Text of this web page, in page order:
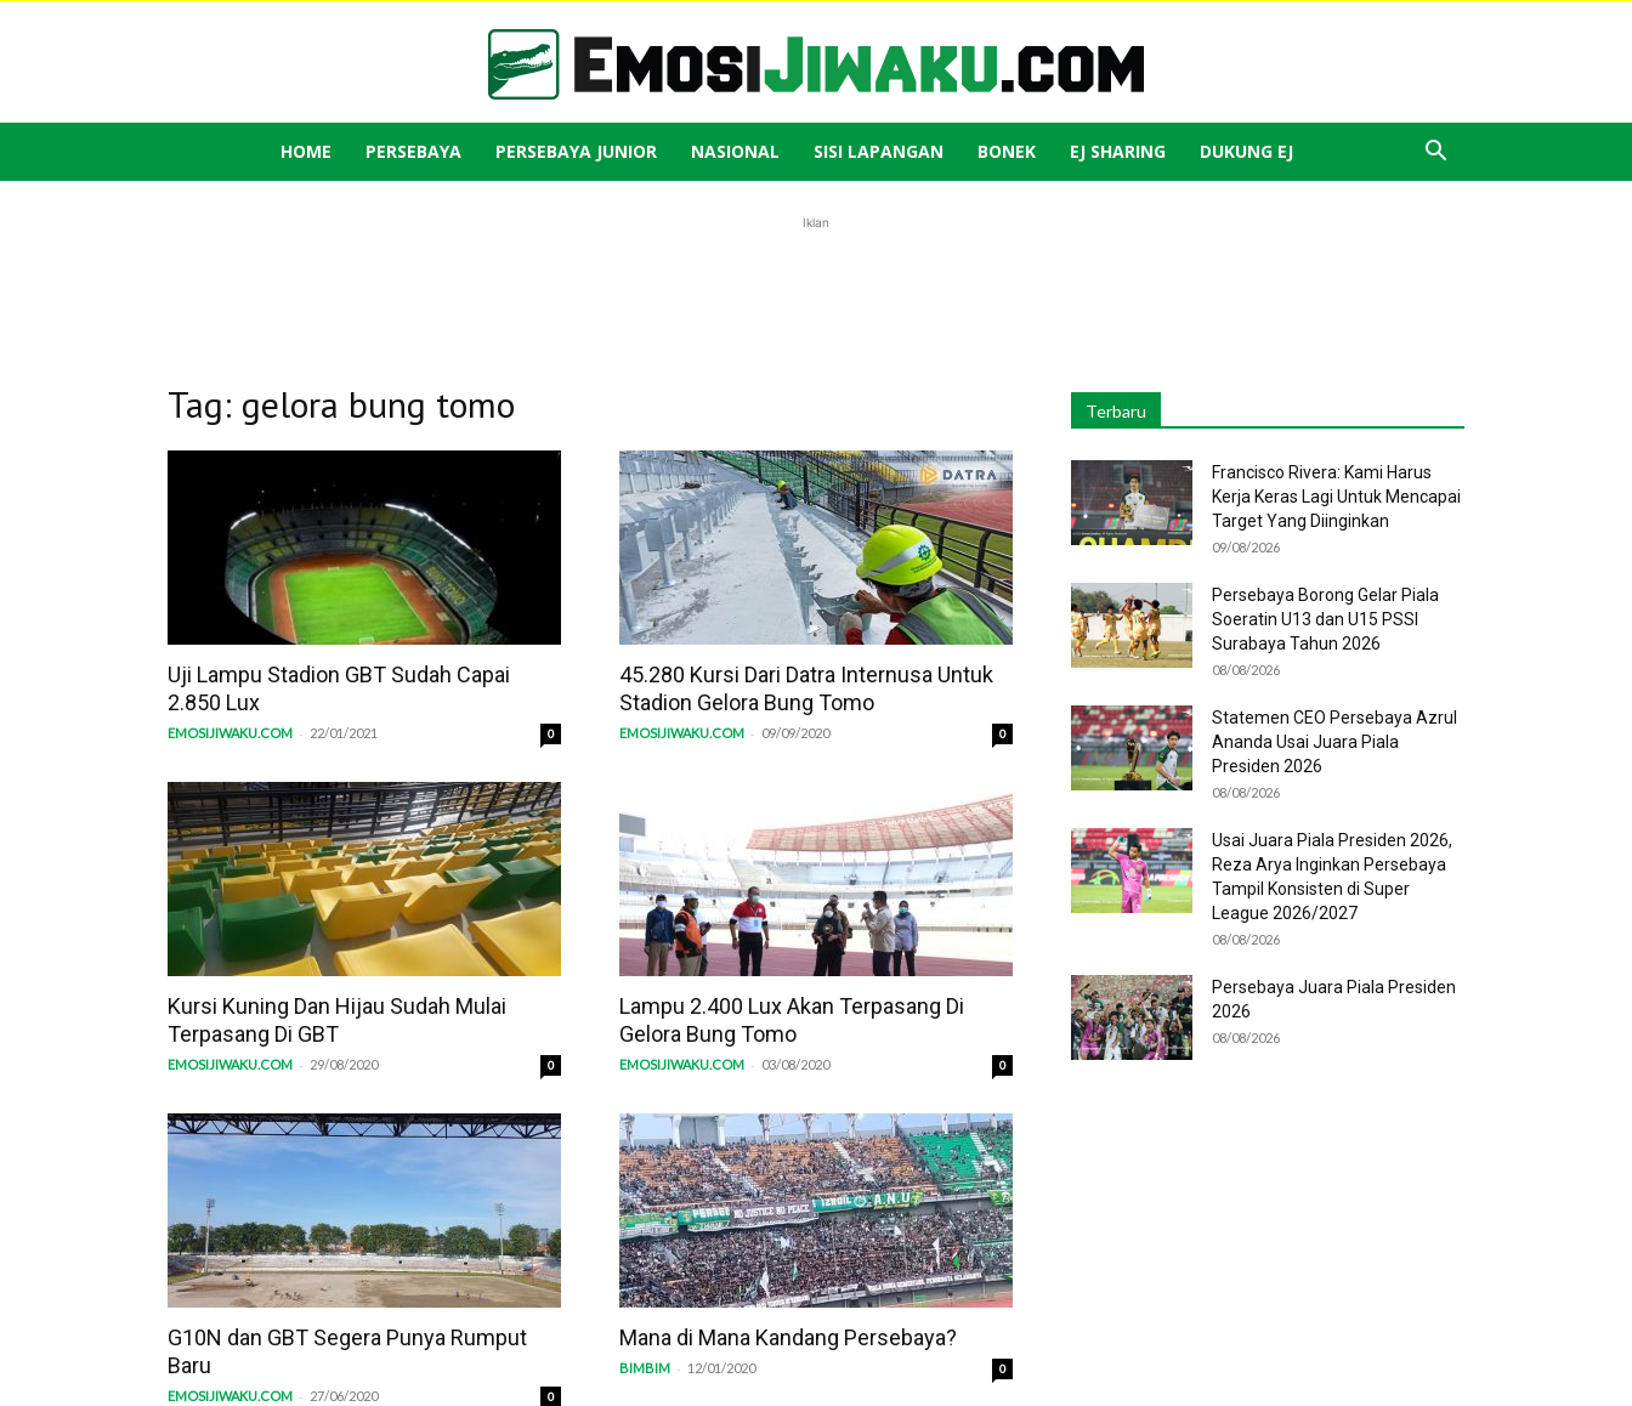
Emosi
HOME PERSEBAYA PERSEBAYA JUNIOR NASIONAL SISI LAPANGAN BONEK EJ SHARING DUKUNG EJ
Iklan
Tag: gelora bung tomo
Uji Lampu Stadion GBT Sudah Capai
2.850 Lux
EMOSIJIWAKU.COM - 22/01/2021 0
45.280 Kursi Dari Datra Internusa Untuk
Stadion Gelora Bung Tomo
EMOSIJIWAKU.COM - 09/09/2020 0
Kursi Kuning Dan Hijau Sudah Mulai
Terpasang Di GBT
EMOSIJIWAKU.COM - 29/08/2020 0
Lampu 2.400 Lux Akan Terpasang Di
Gelora Bung Tomo
EMOSIJIWAKU.COM - 03/08/2020 0
G10N dan GBT Segera Punya Rumput
Baru
EMOSIJIWAKU.COM - 27/06/2020 0
Mana di Mana Kandang Persebaya?
BIMBIM - 12/01/2020 0
Terbaru
Francisco Rivera: Kami Harus
Kerja Keras Lagi Untuk Mencapai
Target Yang Diinginkan
09/08/2026
Persebaya Borong Gelar Piala
Soeratin U13 dan U15 PSSI
Surabaya Tahun 2026
08/08/2026
Statemen CEO Persebaya Azrul
Ananda Usai Juara Piala
Presiden 2026
08/08/2026
Usai Juara Piala Presiden 2026,
Reza Arya Inginkan Persebaya
Tampil Konsisten di Super
League 2026/2027
08/08/2026
Persebaya Juara Piala Presiden
2026
08/08/2026